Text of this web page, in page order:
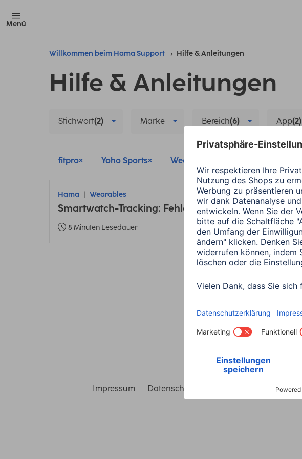
Menü
Willkommen beim Hama Support Hilfe & Anleitungen
Hilfe & Anleitungen
Stichwort(2) Marke Bereich(6) App(2)
fitpro Yoho Sports Wearables
Hama Wearables
Smartwatch-Tracking: Fehler bei Energiesparen
8 Minuten Lesedauer
Impressum Datenschutz Garantiebestimmungen